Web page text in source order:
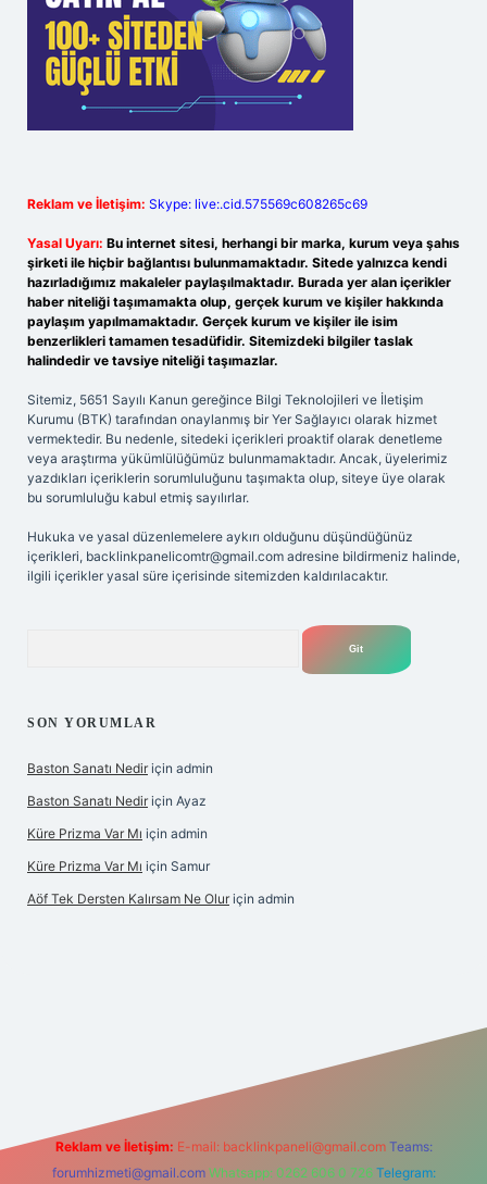
Reklam ve İletişim: Skype: live:.cid.575569c608265c69
Yasal Uyarı: Bu internet sitesi, herhangi bir marka, kurum veya şahıs
şirketi ile hiçbir bağlantısı bulunmamaktadır. Sitede yalnızca kendi
hazırladığımız makaleler paylaşılmaktadır. Burada yer alan içerikler
haber niteliği taşımamakta olup, gerçek kurum ve kişiler hakkında
paylaşım yapılmamaktadır. Gerçek kurum ve kişiler ile isim
benzerlikleri tamamen tesadüfidir. Sitemizdeki bilgiler taslak
halindedir ve tavsiye niteliği taşımazlar.
Sitemiz, 5651 Sayılı Kanun gereğince Bilgi Teknolojileri ve İletişim
Kurumu (BTK) tarafından onaylanmış bir Yer Sağlayıcı olarak hizmet
vermektedir. Bu nedenle, sitedeki içerikleri proaktif olarak denetleme
veya araştırma yükümlülüğümüz bulunmamaktadır. Ancak, üyelerimiz
yazdıkları içeriklerin sorumluluğunu taşımakta olup, siteye üye olarak
bu sorumluluğu kabul etmiş sayılırlar.
Hukuka ve yasal düzenlemelere aykırı olduğunu düşündüğünüz
içerikleri, backlinkpanelicomtr@gmail.com adresine bildirmeniz halinde,
ilgili içerikler yasal süre içerisinde sitemizden kaldırılacaktır.
SON YORUMLAR
Baston Sanatı Nedir için admin
Baston Sanatı Nedir için Ayaz
Küre Prizma Var Mı için admin
Küre Prizma Var Mı için Samur
Aöf Tek Dersten Kalırsam Ne Olur için admin
Reklam ve İletişim: E-mail: backlinkpaneli@gmail.com Teams:
forumhizmeti@gmail.com Whatsapp: 0262 606 0 726 Telegram: